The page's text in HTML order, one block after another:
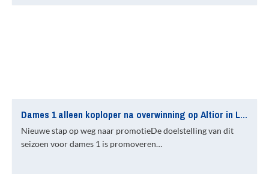
Dames 1 alleen koploper na overwinning op Altior in Langeraar: 0-8 (rust: 0-5)
Nieuwe stap op weg naar promotieDe doelstelling van dit
seizoen voor dames 1 is promoveren…